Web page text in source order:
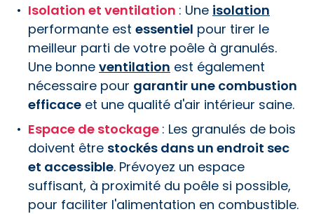
Isolation et ventilation : Une isolation
performante est essentiel pour tirer le
meilleur parti de votre poêle à granulés.
Une bonne ventilation est également
nécessaire pour garantir une combustion
efficace et une qualité d'air intérieur saine.
Espace de stockage : Les granulés de bois
doivent être stockés dans un endroit sec
et accessible. Prévoyez un espace
suffisant, à proximité du poêle si possible,
pour faciliter l'alimentation en combustible.